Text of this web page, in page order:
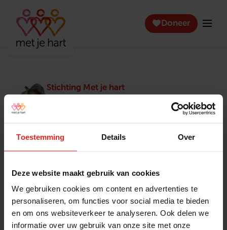
Toestemming Details Over
Deze website maakt gebruik van cookies
We gebruiken cookies om content en advertenties te
personaliseren, om functies voor social media te bieden
en om ons websiteverkeer te analyseren. Ook delen we
informatie over uw gebruik van onze site met onze
Doneer
Stichting Met je hart
Stichting Met je hart laat ouderen die zich
eenzaam voelen weer genieten en inspireert
winnaar van het Appeltje van Oranje.
Actuele vacatures
Pers en media
Jaarverslag 2025
Contact
Klachtenprocedure
Privacyverklaring
Opzeggen